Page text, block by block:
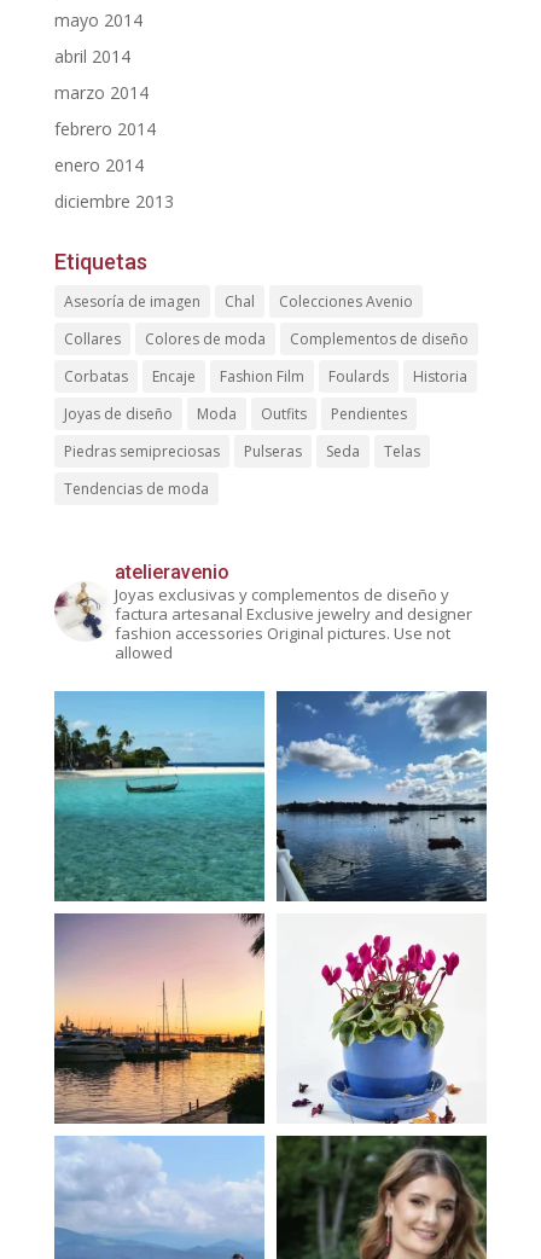
mayo 2014
abril 2014
marzo 2014
febrero 2014
enero 2014
diciembre 2013
Etiquetas
Asesoría de imagen Chal
Colecciones Avenio
Collares
Colores de moda
Complementos de diseño
Corbatas
Encaje Fashion Film Foulards
Historia
Joyas de diseño
Moda Outfits
Pendientes
Piedras semipreciosas
Pulseras Seda
Telas
Tendencias de moda
atelieravenio
Joyas exclusivas y complementos de diseño y
factura artesanal Exclusive jewelry and designer
fashion accessories Original pictures. Use not
allowed